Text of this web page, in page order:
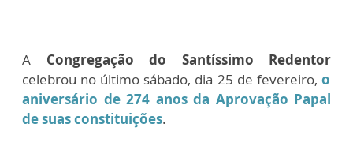
A Congregação do Santíssimo Redentor
celebrou no último sábado, dia 25 de fevereiro, o
aniversário de 274 anos da Aprovação Papal
de suas constituições.